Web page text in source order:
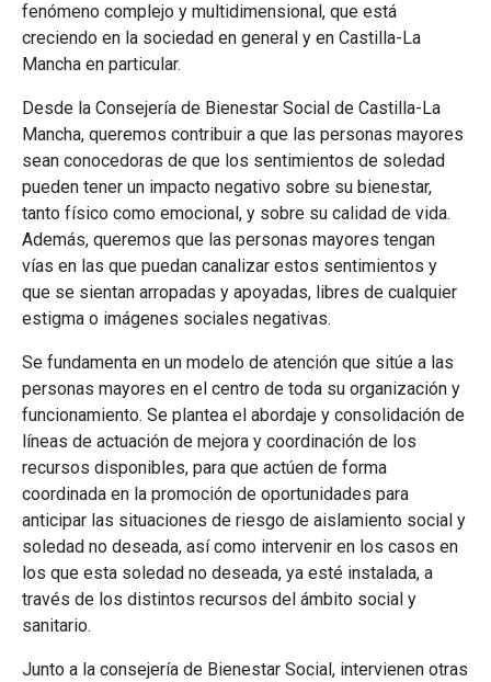
fenómeno complejo y multidimensional, que está
creciendo en la sociedad en general y en Castilla-La
Mancha en particular.
Desde la Consejería de Bienestar Social de Castilla-La
Mancha, queremos contribuir a que las personas mayores
sean conocedoras de que los sentimientos de soledad
pueden tener un impacto negativo sobre su bienestar,
tanto físico como emocional, y sobre su calidad de vida.
Además, queremos que las personas mayores tengan
vías en las que puedan canalizar estos sentimientos y
que se sientan arropadas y apoyadas, libres de cualquier
estigma o imágenes sociales negativas.
Se fundamenta en un modelo de atención que sitúe a las
personas mayores en el centro de toda su organización y
funcionamiento. Se plantea el abordaje y consolidación de
líneas de actuación de mejora y coordinación de los
recursos disponibles, para que actúen de forma
coordinada en la promoción de oportunidades para
anticipar las situaciones de riesgo de aislamiento social y
soledad no deseada, así como intervenir en los casos en
los que esta soledad no deseada, ya esté instalada, a
través de los distintos recursos del ámbito social y
sanitario.
Junto a la consejería de Bienestar Social, intervienen otras